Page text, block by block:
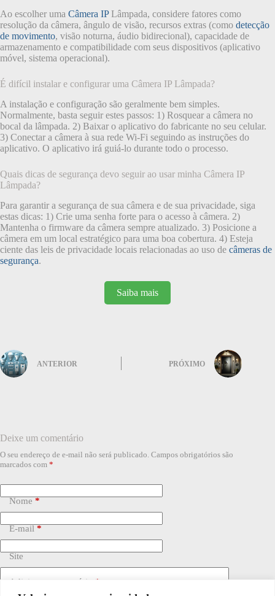
Ao escolher uma Câmera IPLâmpada, considere fatores como
resolução da câmera, ângulo de visão, recursos extras (como detecção
de movimento, visão noturna, áudio bidirecional), capacidade de
armazenamento e compatibilidade com seus dispositivos (aplicativo
móvel, sistema operacional).
É difícil instalar e configurar uma Câmera IP Lâmpada?
A instalação e configuração são geralmente bem simples.
Normalmente, basta seguir estes passos: 1) Rosquear a câmera no
bocal da lâmpada. 2) Baixar o aplicativo do fabricante no seu celular.
3) Conectar a câmera à sua rede Wi-Fi seguindo as instruções do
aplicativo. O aplicativo irá guiá-lo durante todo o processo.
Quais dicas de segurança devo seguir ao usar minha Câmera IP
Lâmpada?
Para garantir a segurança de sua câmera e de sua privacidade, siga
estas dicas: 1) Crie uma senha forte para o acesso à câmera. 2)
Mantenha o firmware da câmera sempre atualizado. 3) Posicione a
câmera em um local estratégico para uma boa cobertura. 4) Esteja
ciente das leis de privacidade locais relacionadas ao uso de câmeras de
segurança.
Saiba mais
ANTERIOR PRÓXIMO
Deixe um comentário
O seu endereço de e-mail não será publicado. Campos obrigatórios são
marcados com *
Nome*
E-mail*
Site
Adicionar comentário *